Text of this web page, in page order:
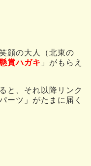
顔の大人（北東の
賞ハガキ 」がもらえ
と、それ以降リンク
ーツ」がたまに届く